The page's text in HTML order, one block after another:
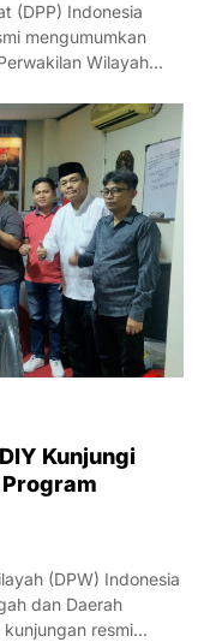
(DPP) Indonesia
mengumumkan
Wilayah…
Kunjungi
Program
(DPW) Indonesia
dan Daerah
kunjungan resmi…